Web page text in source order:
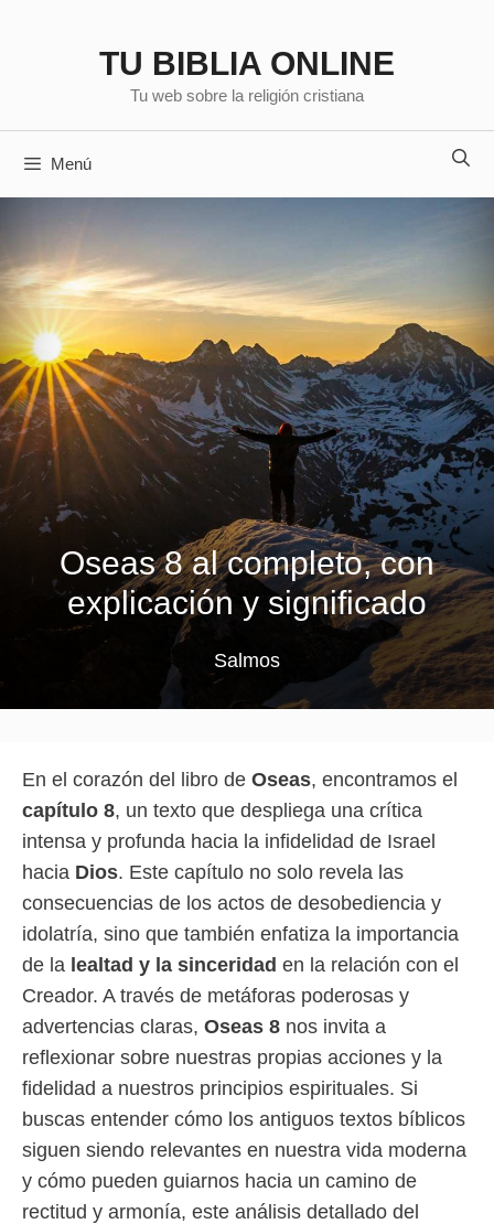
TU BIBLIA ONLINE
Tu web sobre la religión cristiana
Menú
Oseas 8 al completo, con
explicación y significado
Salmos
En el corazón del libro de Oseas, encontramos el
capítulo 8, un texto que despliega una crítica
intensa y profunda hacia la infidelidad de Israel
hacia Dios. Este capítulo no solo revela las
consecuencias de los actos de desobediencia y
idolatría, sino que también enfatiza la importancia
de la lealtad y la sinceridad en la relación con el
Creador. A través de metáforas poderosas y
advertencias claras, Oseas 8 nos invita a
reflexionar sobre nuestras propias acciones y la
fidelidad a nuestros principios espirituales. Si
buscas entender cómo los antiguos textos bíblicos
siguen siendo relevantes en nuestra vida moderna
y cómo pueden guiarnos hacia un camino de
rectitud y armonía, este análisis detallado del